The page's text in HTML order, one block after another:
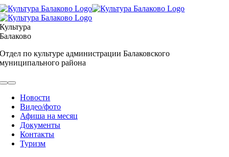
Skip
to
content
Культура
Балаково
Отдел по культуре администрации Балаковского
муниципального района
Toggle
NavigationНовости
Видео/фото
Афиша на месяц
Документы
Контакты
Туризм